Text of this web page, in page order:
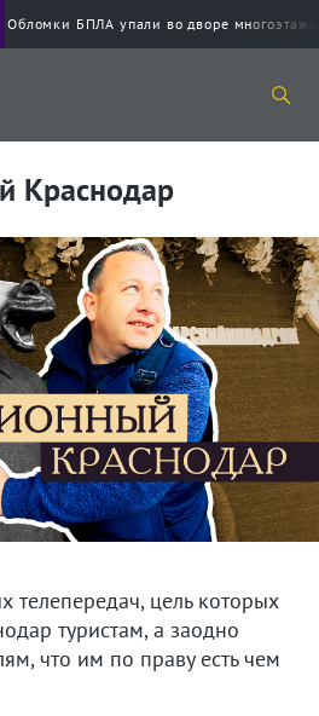
Обломки БПЛА упали во дворе
Краснодар
телепередач, цель которых
туристам, а заодно
что им по праву есть чем